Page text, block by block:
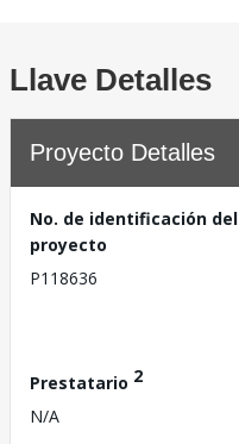
Llave Detalles
Proyecto Detalles
No. de identificación del
proyecto
P118636
Prestatario 2
N/A